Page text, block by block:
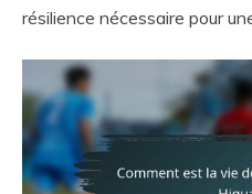
résilience nécessaire pour